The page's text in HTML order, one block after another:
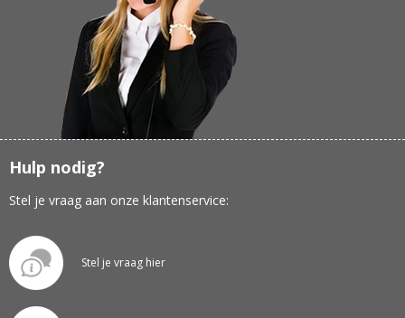
Hulp nodig?
Stel je vraag aan onze klantenservice:
Stel je vraag hier